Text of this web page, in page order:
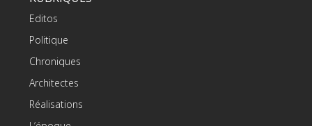
Editos
Politique
Chroniques
Architectes
Réalisations